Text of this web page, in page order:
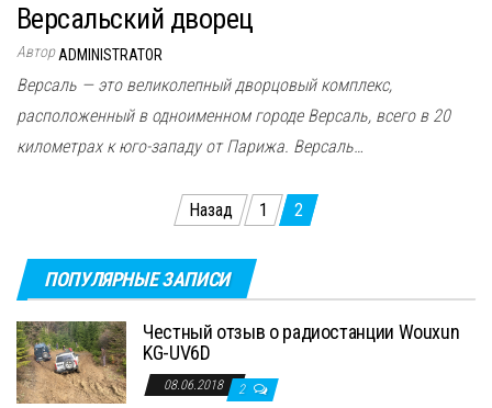
Версальский дворец
АвторADMINISTRATOR
Версаль — это великолепный дворцовый комплекс,
расположенный в одноименном городе Версаль, всего в 20
километрах к юго-западу от Парижа. Версаль…
Назад 1 2
ПОПУЛЯРНЫЕ ЗАПИСИ
Честный отзыв о радиостанции Wouxun
KG-UV6D
08.06.2018 2